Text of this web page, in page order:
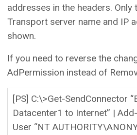
addresses in the headers. Only
Transport server name and IP
shown.
If you need to reverse the
AdPermission instead of
[PS] C:\>Get-SendConnector
Datacenter1 to Internet” |
User “NT